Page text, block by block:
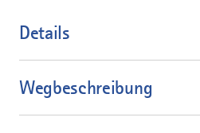
Details
Wegbeschreibung